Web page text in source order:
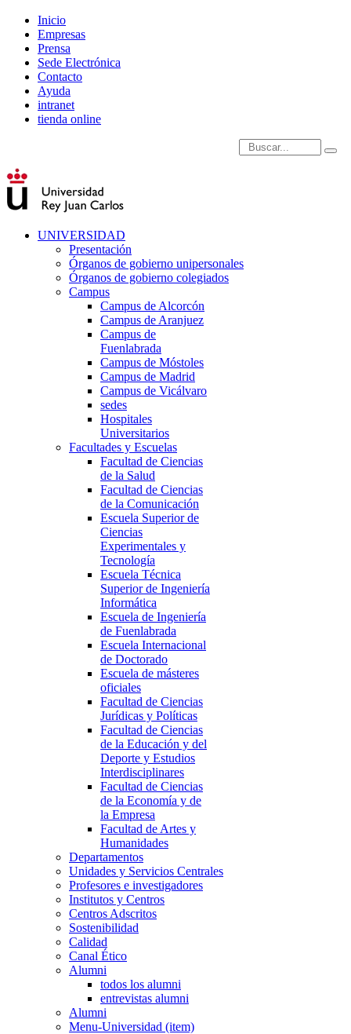
Inicio
Empresas
Prensa
Sede Electrónica
Contacto
Ayuda
intranet
tienda online
Introduce términos de
UNIVERSIDAD
Presentación
Órganos de gobierno unipersonales
Órganos de gobierno colegiados
Campus
Campus de Alcorcón
Campus de Aranjuez
Campus de
Fuenlabrada
Campus de Móstoles
Campus de Madrid
Campus de Vicálvaro
sedes
Hospitales
Universitarios
Facultades y Escuelas
Facultad de Ciencias
de la Salud
Facultad de Ciencias
de la Comunicación
Escuela Superior de
Ciencias
Experimentales y
Tecnología
Escuela Técnica
Superior de Ingeniería
Informática
Escuela de Ingeniería
de Fuenlabrada
Escuela Internacional
de Doctorado
Escuela de másteres
oficiales
Facultad de Ciencias
Jurídicas y Políticas
Facultad de Ciencias
de la Educación y del
Deporte y Estudios
Interdisciplinares
Facultad de Ciencias
de la Economía y de
la Empresa
Facultad de Artes y
Humanidades
Departamentos
Unidades y Servicios Centrales
Profesores e investigadores
Institutos y Centros
Centros Adscritos
Sostenibilidad
Calidad
Canal Ético
Alumni
todos los alumni
entrevistas alumni
Alumni
Menu-Universidad (item)